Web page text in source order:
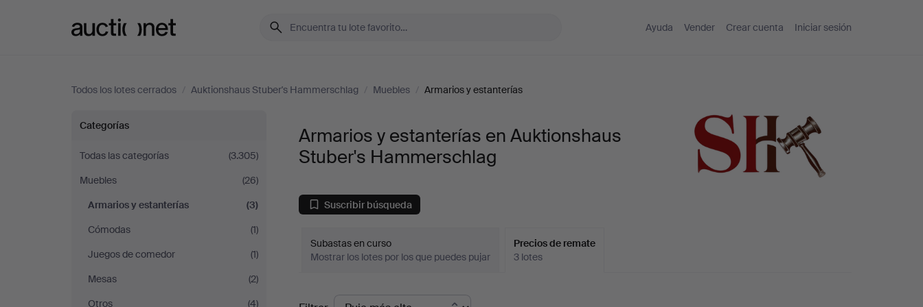
Ayuda Vender Crear cuenta Iniciar sesión
Todos los lotes cerrados / Auktionshaus Stuber's Hammerschlag / Muebles / Armarios y estanterías
Armarios
y
estanterías
en
Auktionshaus
Stuber's
Categorías
Todas las categorías
(3.305)
Muebles
(26)
Armarios y estanterías
(3)
Cómodas
(1)
Juegos de comedor
(1)
Mesas
(2)
Otros
(4)
Armarios y estanterías en Auktionshaus
Stuber's Hammerschlag
Suscribir búsqueda
Subastas en curso
Mostrar los lotes por los que puedes pujar
Precios de remate
3 lotes
Precios